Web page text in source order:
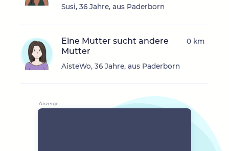
Susi, 36 Jahre, aus Paderborn
Eine Mutter sucht andere
Mutter
AisteWo, 36 Jahre, aus Paderborn
0 km